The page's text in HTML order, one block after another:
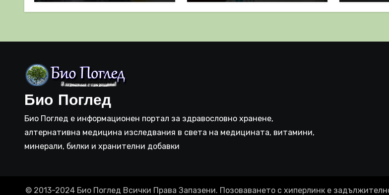
важен за имунната
като призна, че те
Био Поглед
Био Поглед е информационен портал за здравословно хранене,
алтернативна медицина изследвания в света на медицината, витамини,
минерали, билки и хранителни добавки
© 2013-2024 Био Поглед Всички Права Запазени. Позоваването с хиперлинк е